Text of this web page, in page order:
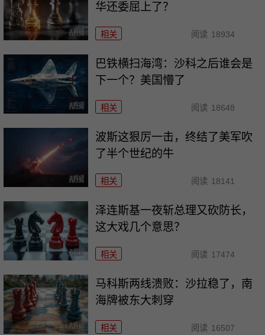
华还委屈上了？
相关 阅读 18934
巴铁横扫海湾：沙科之后谁会是
下一个？美国懵了
相关 阅读 18648
波斯这狠厉一击，终结了美军吹
了半个世纪的牛
相关 阅读 18141
泽连斯基一夜斩总理又砍防长，
这大戏几个意思？
相关 阅读 17474
马科斯两线溃败：沙拉稳了，南
海牌被东大刺穿
相关 阅读 16507